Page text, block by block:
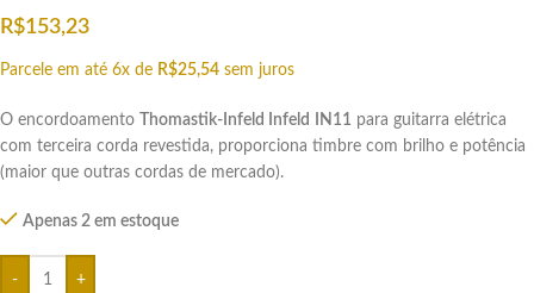
R$153,23
Parcele em até 6x de R$25,54 sem juros
O encordoamento Thomastik-Infeld Infeld IN11 para guitarra elétrica
com terceira corda revestida, proporciona timbre com brilho e potência
(maior que outras cordas de mercado).
Apenas 2 em estoque